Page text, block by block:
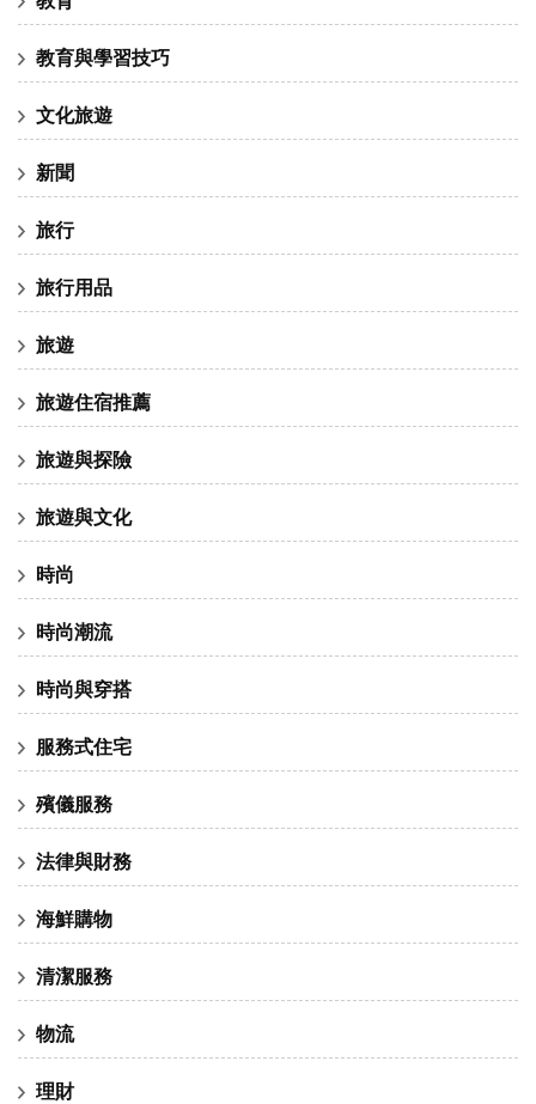
教育與學習技巧
文化旅遊
新聞
旅行
旅行用品
旅遊
旅遊住宿推薦
旅遊與探險
旅遊與文化
時尚
時尚潮流
時尚與穿搭
服務式住宅
殯儀服務
法律與財務
海鮮購物
清潔服務
物流
理財